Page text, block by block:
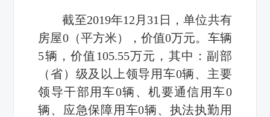
截至2019年12 月 31 日，单位共有
房屋0（平方米），价值0万元。车辆
5辆，价值105.55万元，其中：副部
（省）级及以上领导用车0辆、主要
领导干部用车0辆、机要通信用车0
辆、应急保障用车0辆、执法执勤用